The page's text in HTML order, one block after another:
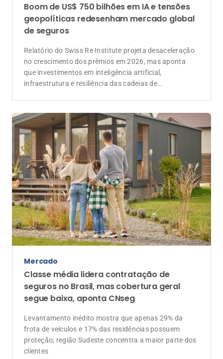
Boom de US$ 750 bilhões em IA e tensões
geopolíticas redesenham mercado global
de seguros
Relatório do Swiss Re Institute projeta desaceleração
no crescimento dos prêmios em 2026, mas aponta
que investimentos em inteligência artificial,
infraestrutura e resiliência das cadeias de
Mercado
Classe média lidera contratação de
seguros no Brasil, mas cobertura geral
segue baixa, aponta CNseg
Levantamento inédito mostra que apenas 29% da
frota de veículos e 17% das residências possuem
proteção; região Sudeste concentra a maior parte dos
clientes